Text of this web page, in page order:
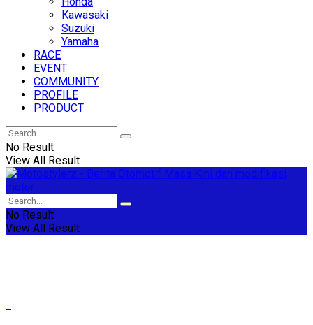
Kawasaki
Suzuki
Yamaha
RACE
EVENT
COMMUNITY
PROFILE
PRODUCT
No Result
View All Result
No Result
View All Result